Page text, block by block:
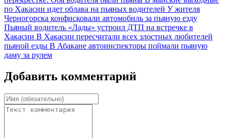
по Хакасии идет облава на пьяных водителей У жителя
Черногорска конфисковали автомобиль за пьяную езду
Пьяный водитель «Лады» устроил ДТП на встречке в
Хакасии В Хакасии пересчитали всех злостных любителей
пьяной езды В Абакане автоинспекторы поймали пьяную
даму за рулем
Добавить комментарий